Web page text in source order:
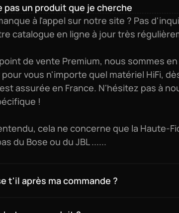
pas un produit que je cherche
à l'appel sur notre site ? Pas
catalogue en ligne à jour très
de vente Premium, nous sommes
vous n'importe quel matériel HiFi,
assurée en France. N'hésitez pas à
!
cela ne concerne que la Haute-
du Bose ou du JBL ......
t'il après ma commande ?